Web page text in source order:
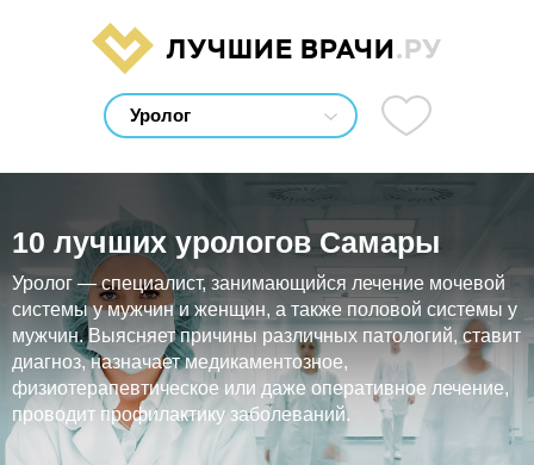
ЛУЧШИЕ ВРАЧИ.РУ
10 лучших урологов Самары
Уролог — специалист, занимающийся лечение мочевой
системы у мужчин и женщин, а также половой системы у
мужчин. Выясняет причины различных патологий, ставит
диагноз, назначает медикаментозное,
физиотерапевтическое или даже оперативное лечение,
проводит профилактику заболеваний.